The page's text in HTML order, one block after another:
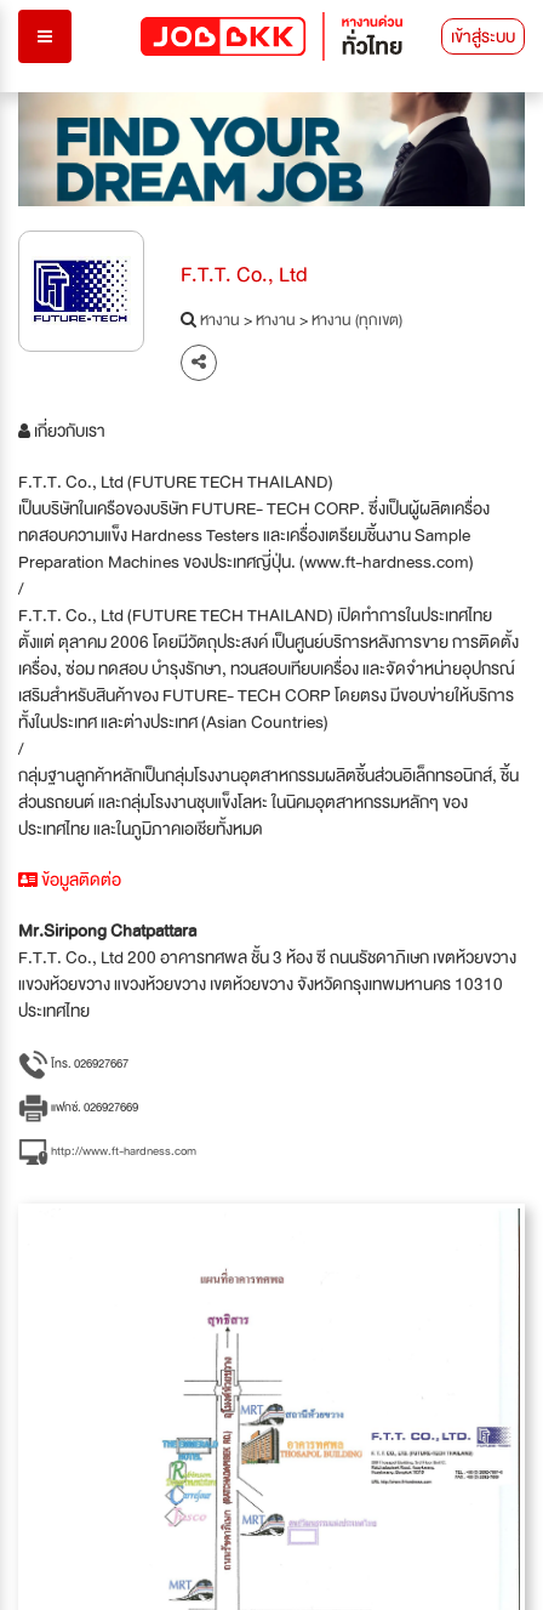
เข้าสู่ระบบ
F.T.T. Co., Ltd
หางาน>หางาน>หางาน (ทุกเขต)
เกี่ยวกับเรา
F.T.T. Co., Ltd (FUTURE TECH THAILAND)
เป็นบริษัทในเครือของบริษัท FUTURE- TECH CORP. ซึ่งเป็นผู้ผลิตเครื่อง
ทดสอบความแข็ง Hardness Testers และเครื่องเตรียมชิ้นงาน Sample
Preparation Machines ของประเทศญี่ปุ่น. (www.ft-hardness.com)
/
F.T.T. Co., Ltd (FUTURE TECH THAILAND) เปิดทำการในประเทศไทย
ตั้งแต่ ตุลาคม 2006 โดยมีวัตถุประสงค์ เป็นศูนย์บริการหลังการขาย การติดตั้ง
เครื่อง, ซ่อม ทดสอบ บำรุงรักษา, ทวนสอบเทียบเครื่อง และจัดจำหน่ายอุปกรณ์
เสริมสำหรับสินค้าของ FUTURE- TECH CORP โดยตรง มีขอบข่ายให้บริการ
ทั้งในประเทศ และต่างประเทศ (Asian Countries)
/
กลุ่มฐานลูกค้าหลักเป็นกลุ่มโรงงานอุตสาหกรรมผลิตชิ้นส่วนอิเล็กทรอนิกส์, ชิ้น
ส่วนรถยนต์ และกลุ่มโรงงานชุบแข็งโลหะ ในนิคมอุตสาหกรรมหลักๆ ของ
ประเทศไทย และในภูมิภาคเอเชียทั้งหมด
ข้อมูลติดต่อ
Mr.Siripong Chatpattara
F.T.T. Co., Ltd 200 อาคารทศพล ชั้น 3 ห้อง ซี ถนนรัชดาภิเษก เขตห้วยขวาง
แขวงห้วยขวาง แขวงห้วยขวาง เขตห้วยขวาง จังหวัดกรุงเทพมหานคร 10310
ประเทศไทย
โทร. 026927667
แฟกซ์. 026927669
http://www.ft-hardness.com